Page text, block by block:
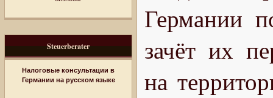
Steuerberater
Налоговые консультации в
Германии на русском языке
Германии
зачёт их
на